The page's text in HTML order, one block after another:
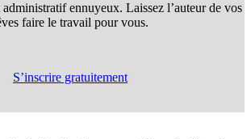
ennuyeux. Laissez l’auteur de vos
faire le travail pour vous.
S’inscrire gratuitement